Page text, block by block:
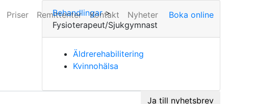
Priser Remittenter Kontakt Nyheter Boka online
Behandlingar>
Fysioterapeut/Sjukgymnast
Äldrerehabilitering
Kvinnohälsa
Ja till nyhetsbrev